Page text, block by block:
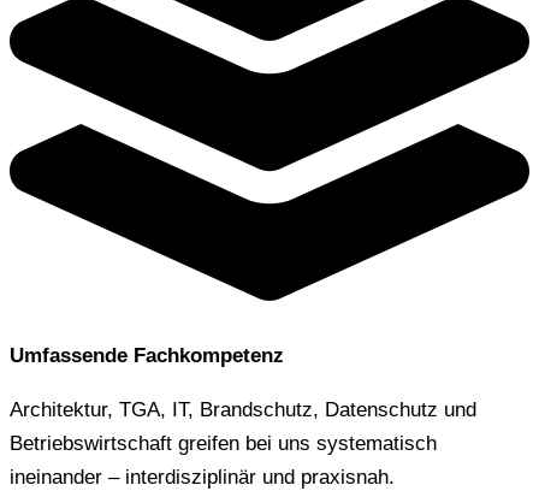
Umfassende Fachkompetenz
Architektur, TGA, IT, Brandschutz, Datenschutz und
Betriebswirtschaft greifen bei uns systematisch
ineinander – interdisziplinär und praxisnah.